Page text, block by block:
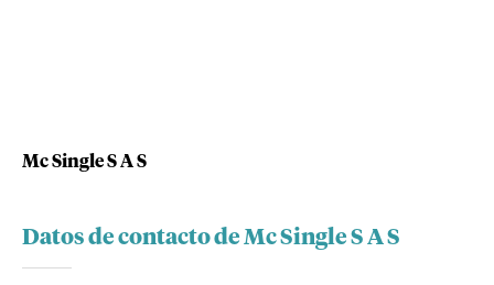
Mc Single S A S
Datos de contacto de Mc Single S A S